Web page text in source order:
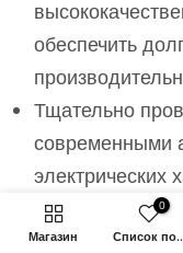
обеспечить
Тщательно
современными
электрических
на
Магазин
0
Список